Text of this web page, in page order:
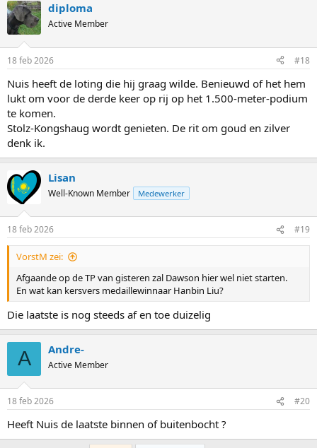
c
t
i
s
diploma
Active Member
18 feb 2026 #18
Nuis heeft de loting die hij graag wilde. Benieuwd of het hem
lukt om voor de derde keer op rij op het 1.500-meter-podium
te komen.
Stolz-Kongshaug wordt genieten. De rit om goud en zilver
denk ik.
Lisan
Well-Known Member Medewerker
18 feb 2026 #19
VorstM zei:
Afgaande op de TP van gisteren zal Dawson hier wel niet starten.
En wat kan kersvers medaillewinnaar Hanbin Liu?
Die laatste is nog steeds af en toe duizelig
A Andre-
Active Member
18 feb 2026 #20
Heeft Nuis de laatste binnen of buitenbocht ?